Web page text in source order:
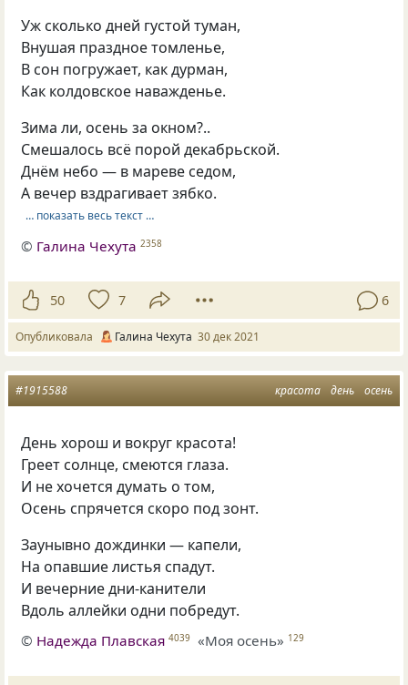
Уж сколько дней густой туман,
Внушая праздное томленье,
В сон погружает, как дурман,
Как колдовское наважденье.
Зима ли, осень за окном?..
Смешалось всё порой декабрьской.
Днём небо — в мареве седом,
А вечер вздрагивает зябко.
… показать весь текст …
© Галина Чехута 2358
50 7 6
Опубликовала Галина Чехута 30 дек 2021
красота день осень
#1915588
День хорош и вокруг красота!
Греет солнце, смеются глаза.
И не хочется думать о том,
Осень спрячется скоро под зонт.
Заунывно дождинки — капели,
На опавшие листья спадут.
И вечерние дни-канители
Вдоль аллейки одни побредут.
© Надежда Плавская 4039 «Моя осень» 129